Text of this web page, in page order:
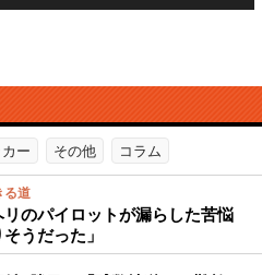
ー その他 コラム
る道
のパイロットが漏らした苦悩
うだった」